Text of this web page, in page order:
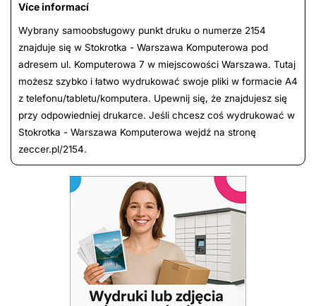
Více informací
Wybrany samoobsługowy punkt druku o numerze 2154
znajduje się w Stokrotka - Warszawa Komputerowa pod
adresem ul. Komputerowa 7 w miejscowości Warszawa. Tutaj
możesz szybko i łatwo wydrukować swoje pliki w formacie A4
z telefonu/tabletu/komputera. Upewnij się, że znajdujesz się
przy odpowiedniej drukarce. Jeśli chcesz coś wydrukować w
Stokrotka - Warszawa Komputerowa wejdź na stronę
zeccer.pl/2154.